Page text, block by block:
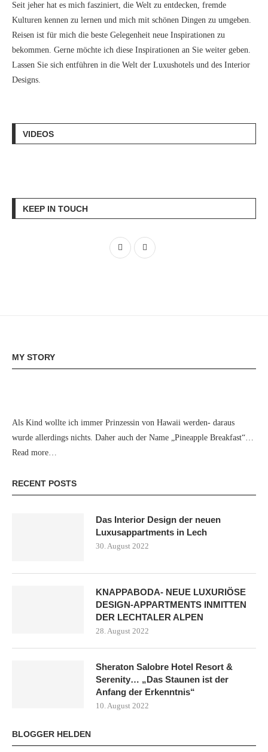
Seit jeher hat es mich fasziniert, die Welt zu entdecken, fremde
Kulturen kennen zu lernen und mich mit schönen Dingen zu umgeben.
Reisen ist für mich die beste Gelegenheit neue Inspirationen zu
bekommen. Gerne möchte ich diese Inspirationen an Sie weiter geben.
Lassen Sie sich entführen in die Welt der Luxushotels und des Interior
Designs.
VIDEOS
KEEP IN TOUCH
MY STORY
Als Kind wollte ich immer Prinzessin von Hawaii werden- daraus
wurde allerdings nichts. Daher auch der Name „Pineapple Breakfast“…
Read more…
RECENT POSTS
Das Interior Design der neuen
Luxusappartments in Lech
30. August 2022
KNAPPABODA- NEUE LUXURIÖSE
DESIGN-APPARTMENTS INMITTEN
DER LECHTALER ALPEN
28. August 2022
Sheraton Salobre Hotel Resort &
Serenity… „Das Staunen ist der
Anfang der Erkenntnis“
10. August 2022
BLOGGER HELDEN